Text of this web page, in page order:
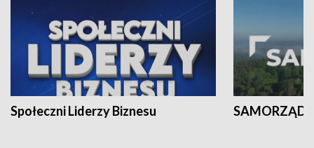
Społeczni Liderzy Biznesu SAMORZĄD